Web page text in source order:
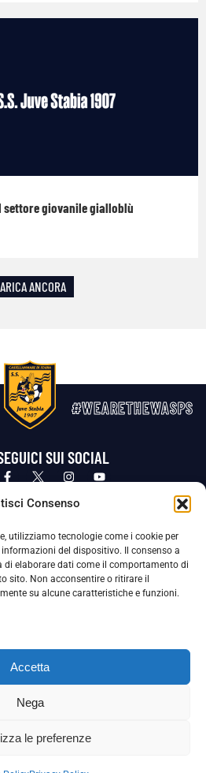
Consenso
utilizziamo tecnologie come i cookie per
del dispositivo. Il consenso a
di elaborare dati come il comportamento di
sito. Non acconsentire o ritirare il
su alcune caratteristiche e funzioni.
Accetta
Nega
le preferenze
settore giovanile gialloblù
ANCORA
#WEARETHEWASPS
SUI SOCIAL
Cookie Policy
dei Dati Personali (DPO), figura specializzata che vigila sulle modalità
Società per tutelare i Suoi dati personali.
il DPO può scrivere a
proprio Codice Etico, consultabile al seguente link:
Scarica il Codice Etico